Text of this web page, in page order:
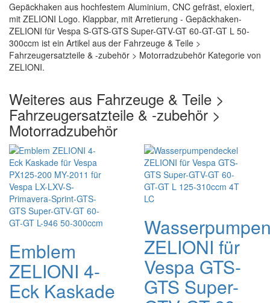
Gepäckhaken aus hochfestem Aluminium, CNC gefräst, eloxiert,
mit ZELIONI Logo. Klappbar, mit Arretierung - Gepäckhaken-
ZELIONI für Vespa S-GTS-GTS Super-GTV-GT 60-GT-GT L 50-
300ccm ist ein Artikel aus der Fahrzeuge & Teile >
Fahrzeugersatzteile & -zubehör > Motorradzubehör Kategorie von
ZELIONI.
Weiteres aus Fahrzeuge & Teile >
Fahrzeugersatzteile & -zubehör >
Motorradzubehör
Emblem
ZELIONI 4-
Eck Kaskade
ZELIONI für
Vespa GTS-
GTS Super-